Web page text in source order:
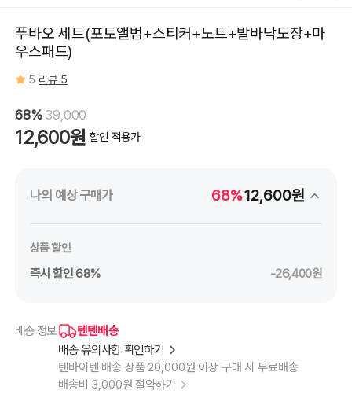
푸바오 세트(포토앨범+스티커+노트+발바닥도장+마
우스패드)
5 리뷰 5
68%39,000
12,600원 할인 적용가
나의 예상 구매가 68%12,600원
상품 할인
즉시 할인 68% -26,400원
배송 정보
텐텐배송
배송 유의사항 확인하기
텐바이텐 배송 상품 20,000원 이상 구매 시 무료배송
배송비 3,000원 절약하기